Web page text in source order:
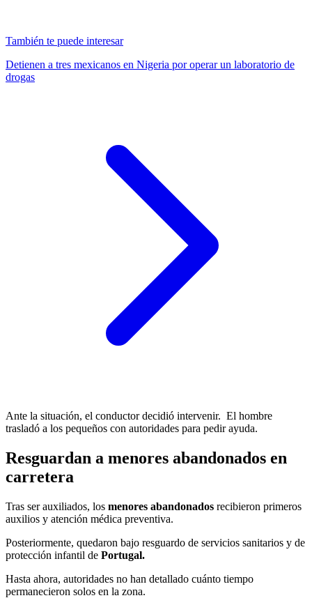
También te puede interesar
Detienen a tres mexicanos en Nigeria por operar un laboratorio de
drogas
Ante la situación, el conductor decidió intervenir. El hombre
trasladó a los pequeños con autoridades para pedir ayuda.
Resguardan a menores abandonados en
carretera
Tras ser auxiliados, los menores abandonados recibieron primeros
auxilios y atención médica preventiva.
Posteriormente, quedaron bajo resguardo de servicios sanitarios y de
protección infantil de Portugal.
Hasta ahora, autoridades no han detallado cuánto tiempo
permanecieron solos en la zona.